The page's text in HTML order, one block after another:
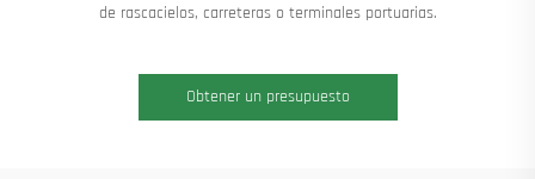
de rascacielos, carreteras o terminales portuarias.
Obtener un presupuesto